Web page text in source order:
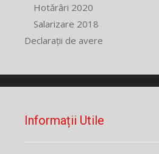
Hotărâri 2020
Salarizare 2018
Declarații de avere
Informații Utile